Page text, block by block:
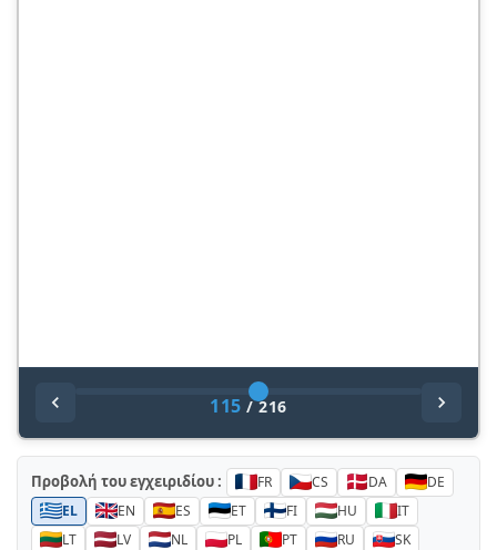
115 /216
Προβολή του εγχειριδίου : FR CS DA
DE
EL
EN ES ET FI HU
IT
LT
LV NL PL PT RU
SK